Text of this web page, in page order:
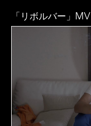
「リボルバー」MV